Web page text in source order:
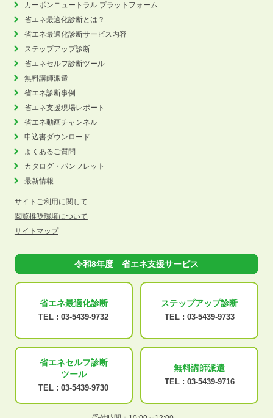
カーボンニュートラル プラットフォーム
省エネ最適化診断とは？
省エネ最適化診断サービス内容
ステップアップ診断
省エネセルフ診断ツール
無料講師派遣
省エネ診断事例
省エネ支援現場レポート
省エネ動画チャンネル
申込書ダウンロード
よくあるご質問
カタログ・パンフレット
最新情報
サイトご利用に関して
閲覧推奨環境について
サイトマップ
令和8年度 省エネ支援サービス
省エネ最適化診断
TEL : 03-5439-9732
ステップアップ診断
TEL : 03-5439-9733
省エネセルフ診断
ツール
TEL : 03-5439-9730
無料講師派遣
TEL : 03-5439-9716